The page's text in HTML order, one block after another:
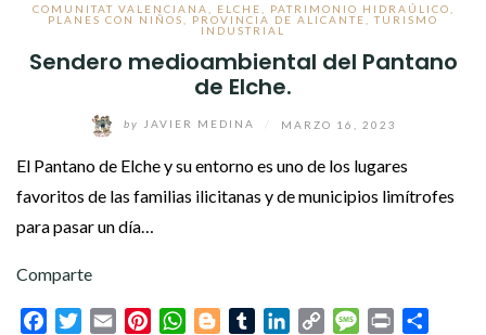
COMUNITAT VALENCIANA ELCHE PATRIMONIO HIDRAÚLICO
PLANES CON NIÑOS
PROVINCIA DE ALICANTE ,TURISMO
INDUSTRIAL
Sendero medioambiental del Pantano
de Elche.
by JAVIER MEDINA MARZO 16, 2023
El Pantano de Elche y su entorno es uno de los lugares
favoritos de las familias ilicitanas y de municipios limítrofes
para pasar un día…
Comparte
FacebookTwitterEmail PinterestWhatsAppBloggerTumblrLinkedIn
Copy
Message
Print